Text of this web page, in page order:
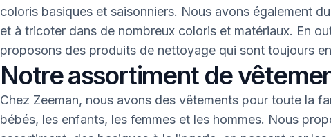
coloris basiques et saisonniers. Nous avons également
et à tricoter dans de nombreux coloris et matériaux. En
proposons des produits de nettoyage qui sont toujours
Notre assortiment de
Chez Zeeman, nous avons des vêtements pour toute la
bébés, les enfants, les femmes et les hommes. Nous